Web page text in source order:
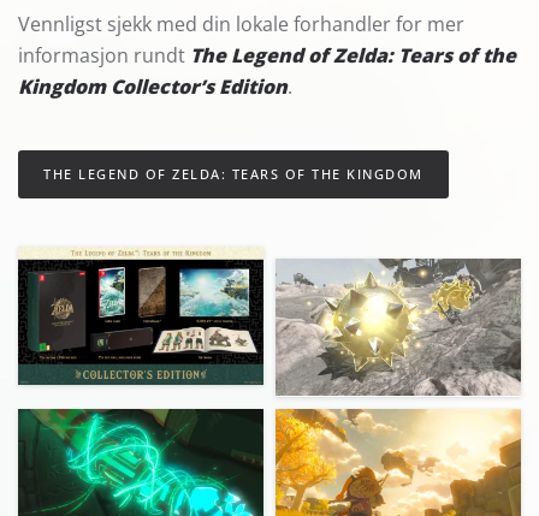
Vennligst sjekk med din lokale forhandler for mer
informasjon rundt The Legend of Zelda: Tears of the
Kingdom Collector’s Edition.
THE LEGEND OF ZELDA: TEARS OF THE KINGDOM